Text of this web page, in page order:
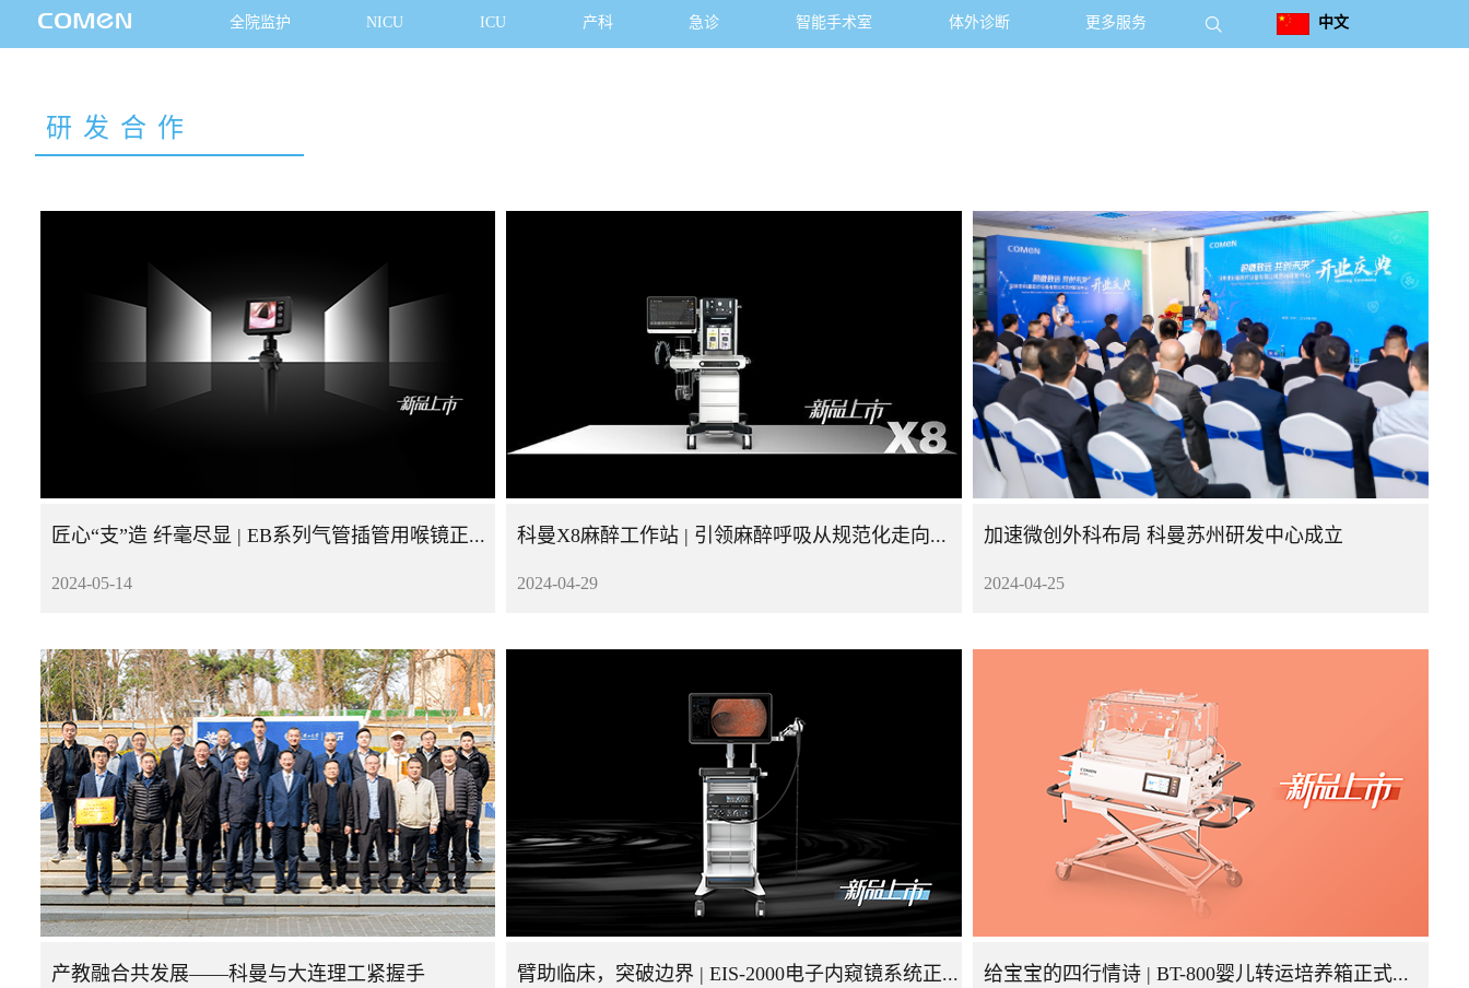
全院监护 NICU ICU 产科 急诊 智能手术室 体外诊断 更多服务  中文
研发合作
匠心“支”造 纤毫尽显 | EB系列气管插管用喉镜正式发布
2024-05-14
科曼X8麻醉工作站 | 引领麻醉呼吸从规范化走向精细化
2024-04-29
加速微创外科布局 科曼苏州研发中心成立
2024-04-25
产教融合共发展——科曼与大连理工紧握手 臂助临床，突破边界 | EIS-2000电子内窥镜系统正式上市 给宝宝的四行情诗 | BT-800婴儿转运培养箱正式上市